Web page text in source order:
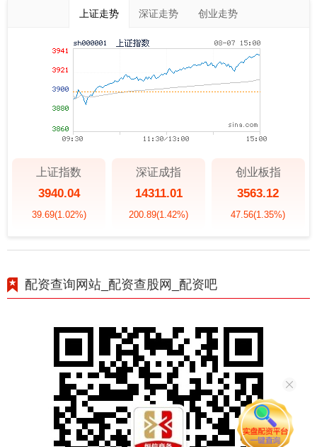
上证走势 深证走势 创业走势
上证指数
3940.04
39.69(1.02%)
深证成指
14311.01
200.89(1.42%)
创业板指
3563.12
47.56(1.35%)
配资查询网站_配资查股网_配资吧